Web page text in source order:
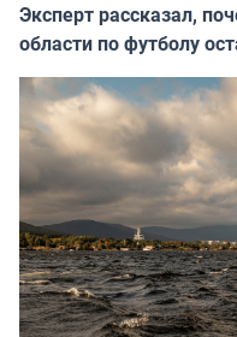
Эксперт рассказал,
области по футболу